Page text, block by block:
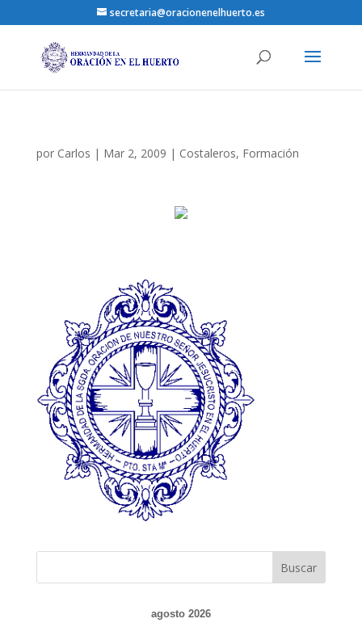
secretaria@oracionenelhuerto.es
por Carlos | Mar 2, 2009 | Costaleros, Formación
agosto 2026